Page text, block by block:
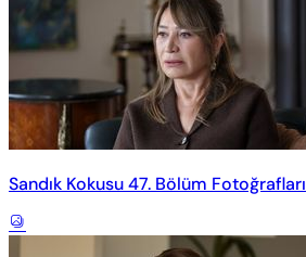
Sandık Kokusu 47. Bölüm Fotoğrafları